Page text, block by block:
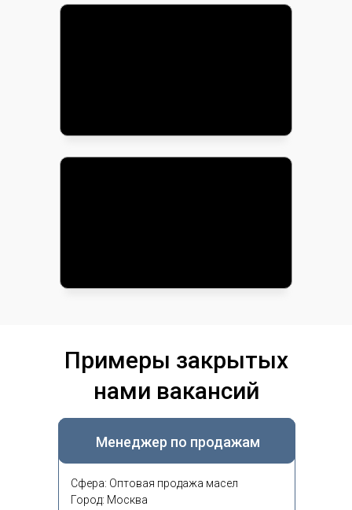
Примеры закрытых
нами вакансий
Менеджер по продажам
Сфера: Оптовая продажа масел
Город: Москва